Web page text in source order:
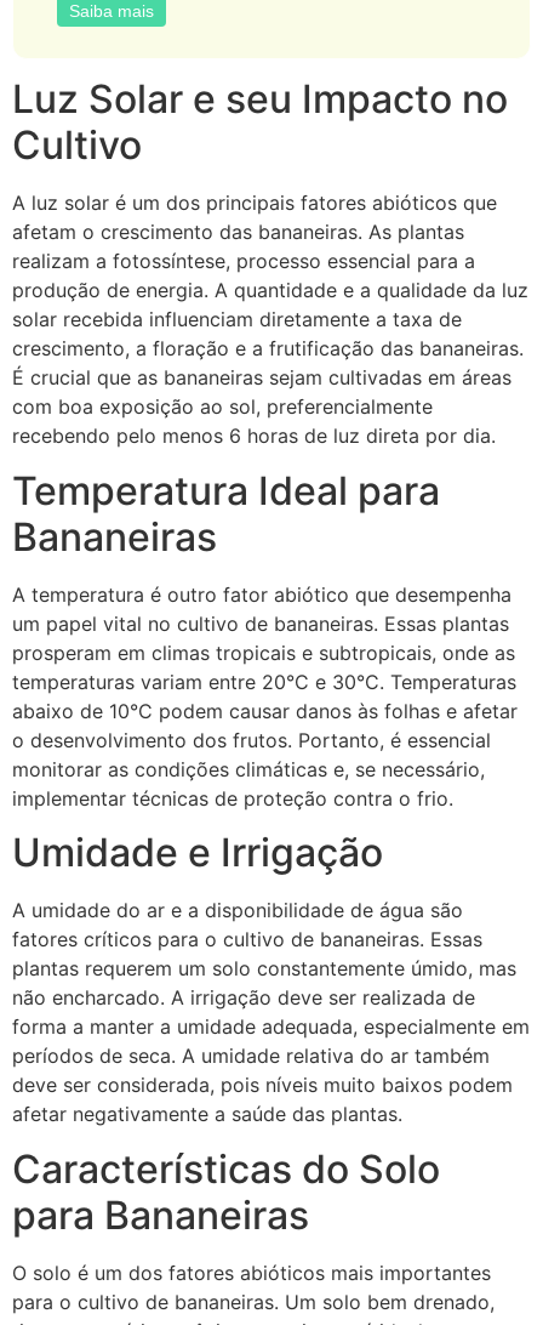
Saiba mais
Luz Solar e seu Impacto no
Cultivo
A luz solar é um dos principais fatores abióticos que
afetam o crescimento das bananeiras. As plantas
realizam a fotossíntese, processo essencial para a
produção de energia. A quantidade e a qualidade da luz
solar recebida influenciam diretamente a taxa de
crescimento, a floração e a frutificação das bananeiras.
É crucial que as bananeiras sejam cultivadas em áreas
com boa exposição ao sol, preferencialmente
recebendo pelo menos 6 horas de luz direta por dia.
Temperatura Ideal para
Bananeiras
A temperatura é outro fator abiótico que desempenha
um papel vital no cultivo de bananeiras. Essas plantas
prosperam em climas tropicais e subtropicais, onde as
temperaturas variam entre 20°C e 30°C. Temperaturas
abaixo de 10°C podem causar danos às folhas e afetar
o desenvolvimento dos frutos. Portanto, é essencial
monitorar as condições climáticas e, se necessário,
implementar técnicas de proteção contra o frio.
Umidade e Irrigação
A umidade do ar e a disponibilidade de água são
fatores críticos para o cultivo de bananeiras. Essas
plantas requerem um solo constantemente úmido, mas
não encharcado. A irrigação deve ser realizada de
forma a manter a umidade adequada, especialmente em
períodos de seca. A umidade relativa do ar também
deve ser considerada, pois níveis muito baixos podem
afetar negativamente a saúde das plantas.
Características do Solo
para Bananeiras
O solo é um dos fatores abióticos mais importantes
para o cultivo de bananeiras. Um solo bem drenado,